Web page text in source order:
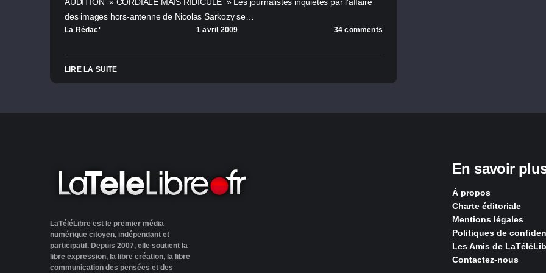
des images hors-antenne de Nicolas Sarkozy se…
La Rédac' 1 avril 2009 34 comments
LIRE LA SUITE
LaTéléLibre est le premier média
numérique citoyen, indépendant et
participatif. Depuis 2007, elle soutient la
libre expression, la libre création, la libre
communication des pensées et des
En savoir
À propos
Charte éditoriale
Mentions légales
Politiques de
Les Amis de
Contactez-nous